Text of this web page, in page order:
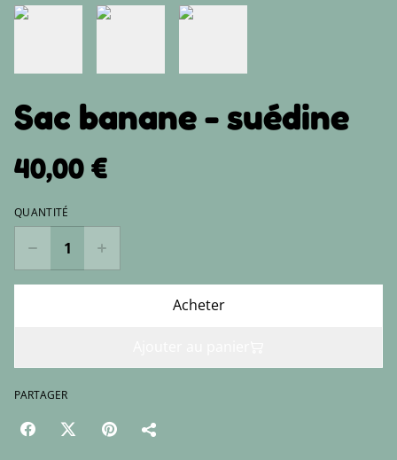
Sac banane - suédine
40,00 €
QUANTITÉ
Acheter
PARTAGER